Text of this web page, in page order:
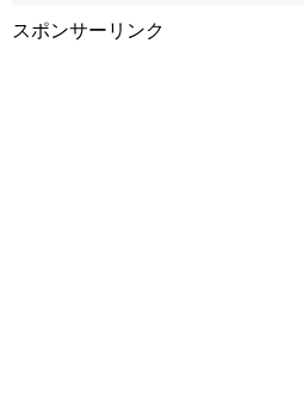
スポンサーリンク